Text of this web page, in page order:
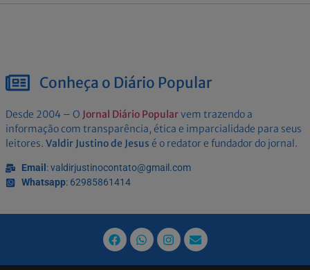
Conheça o Diário Popular
Desde 2004 – O Jornal Diário Popularvem trazendo a
informação com transparência, ética e imparcialidade para seus
leitores. Valdir Justino de Jesus é o redator e fundador do jornal.
Email : valdirjustinocontato@gmail.com
Whatsapp: 62985861414